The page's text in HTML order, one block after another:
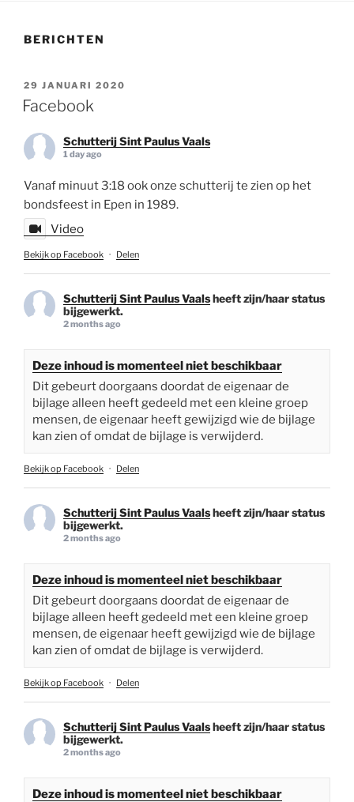
BERICHTEN
GEPLAATST
OP
29 JANUARI 2020
Facebook
Schutterij Sint Paulus Vaals
1 day ago
Vanaf minuut 3:18 ook onze schutterij te zien op het
bondsfeest in Epen in 1989.
Video
Bekijk op Facebook · Delen
Schutterij Sint Paulus Vaalsheeft zijn/haar status
bijgewerkt.
2 months ago
Deze inhoud is momenteel niet beschikbaar
Dit gebeurt doorgaans doordat de eigenaar de
bijlage alleen heeft gedeeld met een kleine groep
mensen, de eigenaar heeft gewijzigd wie de bijlage
kan zien of omdat de bijlage is verwijderd.
Bekijk op Facebook · Delen
Schutterij Sint Paulus Vaalsheeft zijn/haar status
bijgewerkt.
2 months ago
Deze inhoud is momenteel niet beschikbaar
Dit gebeurt doorgaans doordat de eigenaar de
bijlage alleen heeft gedeeld met een kleine groep
mensen, de eigenaar heeft gewijzigd wie de bijlage
kan zien of omdat de bijlage is verwijderd.
Bekijk op Facebook · Delen
Schutterij Sint Paulus Vaalsheeft zijn/haar status
bijgewerkt.
2 months ago
Deze inhoud is momenteel niet beschikbaar